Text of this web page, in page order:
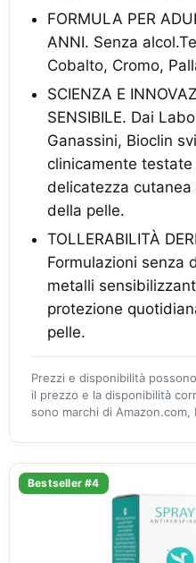
FORMULA PER
ANNI. Senza
Cobalto, Cromo,
SCIENZA E
SENSIBILE. Dai
Ganassini, Bioclin
clinicamente
delicatezza cutanea
della pelle.
TOLLERABILITÀ
Formulazioni senza
metalli
protezione
pelle.
Prezzi e disponibilità
il prezzo e la disponibilità
sono marchi di
Bestseller #4